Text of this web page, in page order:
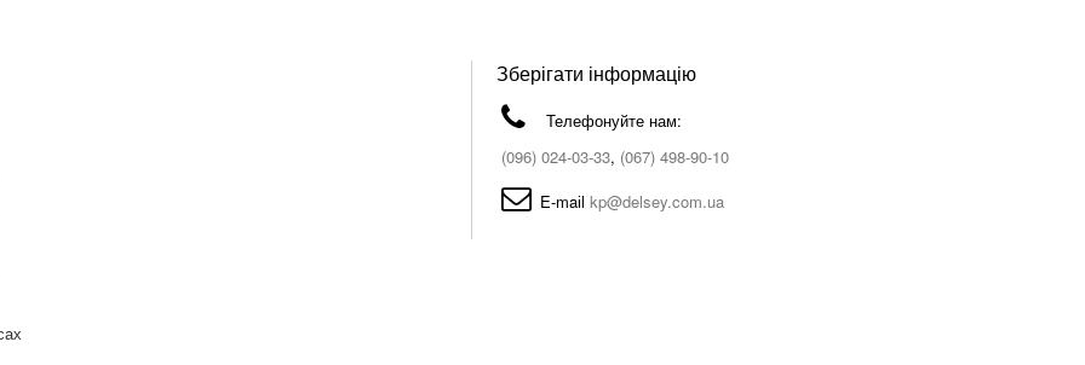
Зберігати інформацію
Телефонуйте нам:
(096) 024-03-33, (067) 498-90-10
E-maіl kp@delsey.com.ua